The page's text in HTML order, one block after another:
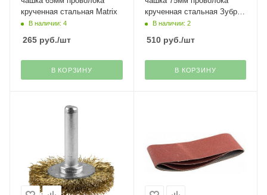
крученная стальная Matrix
В наличии: 4
265 руб./шт
В КОРЗИНУ
крученная стальная Зубр
Эксперт----
В наличии: 2
510руб./шт
В КОРЗИНУ